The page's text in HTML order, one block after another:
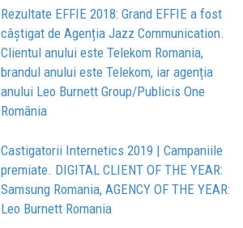
Rezultate EFFIE 2018: Grand EFFIE a fost
câştigat de Agenția Jazz Communication.
Clientul anului este Telekom Romania,
brandul anului este Telekom, iar agenția
anului Leo Burnett Group/Publicis One
România
Castigatorii Internetics 2019 | Campaniile
premiate. DIGITAL CLIENT OF THE YEAR:
Samsung Romania, AGENCY OF THE YEAR:
Leo Burnett Romania